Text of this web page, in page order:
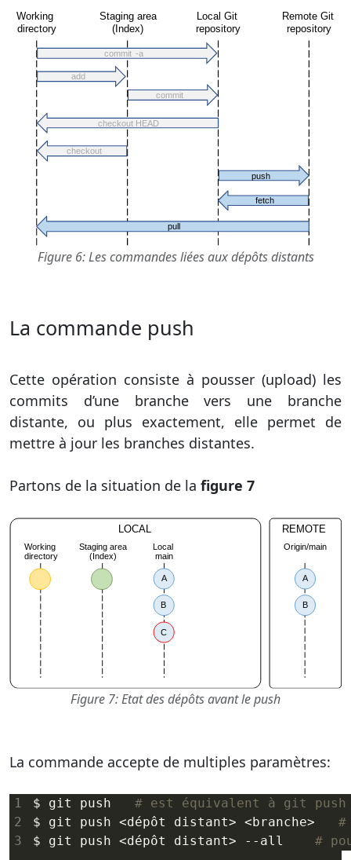
Figure 6: Les commandes liées aux dépôts distants
La commande push
Cette opération consiste à pousser (upload) les
commits d’une branche vers une branche
distante, ou plus exactement, elle permet de
mettre à jour les branches distantes.
Partons de la situation de la figure 7
Figure 7: Etat des dépôts avant le push
La commande accepte de multiples paramètres:
$ git push # est équivalent à git push
$ git push <dépôt distant> <branche> #
$ git push <dépôt distant> --all #